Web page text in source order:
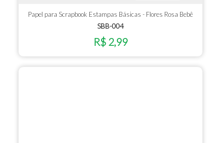
Papel para Scrapbook Estampas Básicas - Flores Rosa Bebê
SBB-004
R$ 2,99